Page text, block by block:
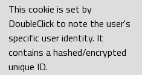
This cookie is set by
DoubleClick to note the user's
specific user identity. It
contains a hashed/encrypted
unique ID.